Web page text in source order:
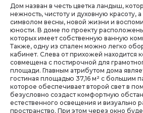
Дом назван в честь цветка ландыш,
нежность, чистоту и духовную красоту,
символом весны, новой жизни и
юности. В доме по проекту
которых имеет собственную ванную
Также, одну из спален можно легко
кабинет. Слева от прихожей находится
совмещена с постирочной для
площади. Главным атрибутом дома
гостиная площадью 37,16 м² с большим
которое обеспечивает второй свет в
безусловно создаст комфортную
естественного освещения и визуально
пространство. При этом через окно